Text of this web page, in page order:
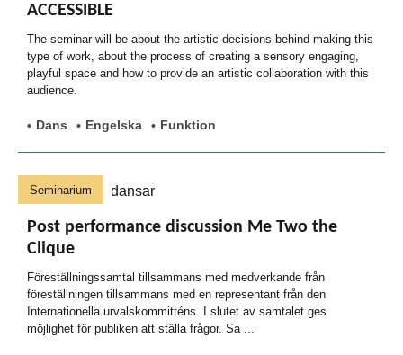
ACCESSIBLE
The seminar will be about the artistic decisions behind making this
type of work, about the process of creating a sensory engaging,
playful space and how to provide an artistic collaboration with this
audience.
Dans Engelska Funktion
Post performance discussion Me Two the
Clique
Seminarium
Föreställningssamtal tillsammans med medverkande från
föreställningen tillsammans med en representant från den
Internationella urvalskommitténs. I slutet av samtalet ges
möjlighet för publiken att ställa frågor. Sa ...